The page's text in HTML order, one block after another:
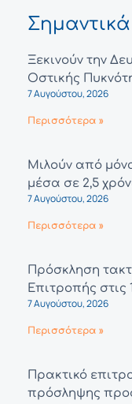
Ξεκινούν την
Οστικής
7 Αυγούστου, 2026
Περισσότερα »
Μιλούν από
μέσα σε 2,5
7 Αυγούστου, 2026
Περισσότερα »
Πρόσκληση
Επιτροπής στις
7 Αυγούστου, 2026
Περισσότερα »
Πρακτικό
πρόσληψης